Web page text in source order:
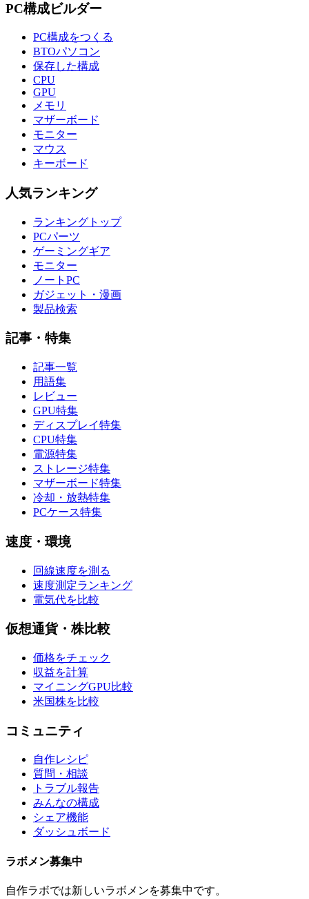
PC構成ビルダー
PC構成をつくる
BTOパソコン
保存した構成
CPU
GPU
メモリ
マザーボード
モニター
マウス
キーボード
人気ランキング
ランキングトップ
PCパーツ
ゲーミングギア
モニター
ノートPC
ガジェット・漫画
製品検索
記事・特集
記事一覧
用語集
レビュー
GPU特集
ディスプレイ特集
CPU特集
電源特集
ストレージ特集
マザーボード特集
冷却・放熱特集
PCケース特集
速度・環境
回線速度を測る
速度測定ランキング
電気代を比較
仮想通貨・株比較
価格をチェック
収益を計算
マイニングGPU比較
米国株を比較
コミュニティ
自作レシピ
質問・相談
トラブル報告
みんなの構成
シェア機能
ダッシュボード
ラボメン募集中
自作ラボでは新しいラボメンを募集中です。